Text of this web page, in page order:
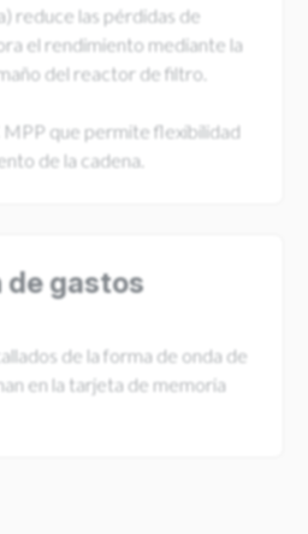
reduce las pérdidas de
el rendimiento mediante la
del reactor de filtro.
que permite flexibilidad
de la cadena.
de gastos
de la forma de onda de
en la tarjeta de memoria